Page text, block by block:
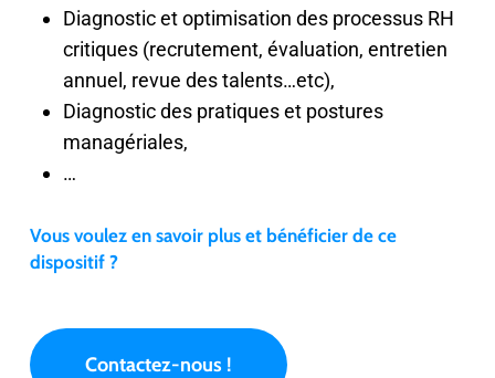
Diagnostic et optimisation des processus RH
critiques (recrutement, évaluation, entretien
annuel, revue des talents…etc),
Diagnostic des pratiques et postures
managériales,
…
Vous voulez en savoir plus et bénéficier de ce
dispositif ?
Contactez-nous !